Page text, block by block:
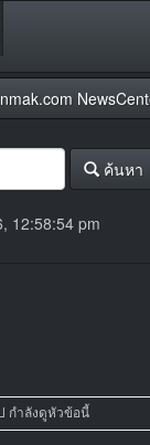
ค้นหา
12:58:54 pm
กำลังดูหัวข้อนี้